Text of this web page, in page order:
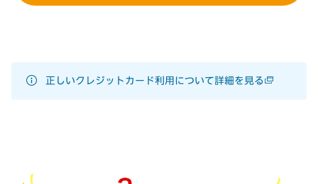
正しいクレジットカード利用について詳細を見る